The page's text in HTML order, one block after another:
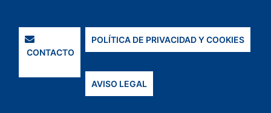
CONTACTO
POLÍTICA DE PRIVACIDAD Y COOKIES
AVISO LEGAL